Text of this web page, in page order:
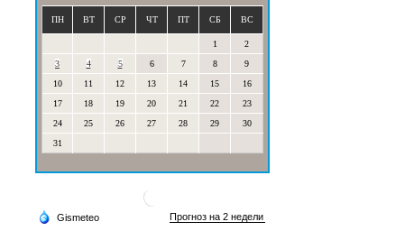
ПН ВТ СР ЧТ ПТ СБ ВС
1
2
3
4 5 6 7 8
9
10
11 12 13 14 15
16
17
18 19 20 21 22
23
24
25 26 27 28 29
30
31